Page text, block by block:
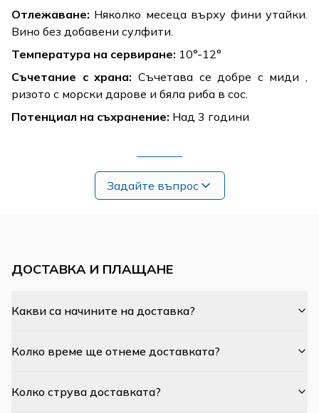
Отлежаване: Няколко месеца върху фини утайки.
Вино без добавени сулфити.
Температура на сервиране: 10°-12°
Съчетание с храна: Съчетава се добре с миди ,
ризото с морски дарове и бяла риба в сос.
Потенциал на съхранение: Над 3 години
Задайте въпрос
ДОСТАВКА И ПЛАЩАНЕ
Какви са начините на доставка?
Колко време ще отнеме доставката?
Колко струва доставката?